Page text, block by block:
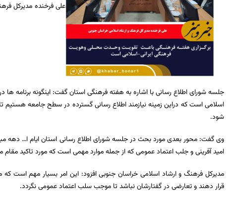
علی فرخنده مدیرکل
جلسه شورای اطلاع رسانی با اشاره به هفته فرهنگی استان گفت: اینگونه برنامه
اسلامی است که دراین زمینه نیازمند اطلاع رسانی گسترده در سطح جامعه هستیم
شود.
وی گفت: محور بعدی مورد بحث در جلسه شورای اطلاع رسانی استان ایام ا… دهه
امید آفرینی و جلب اعتماد عمومی که از جمله موارد مهمی است که مورد تاکید
مدیرکل فرهنگ و ارشاد اسلامی خراسان جنوبی افزود: این امر بسیار مهم است که
قرار دهند و تعارضی در گفتارشان نباشد تا موجب سلب اعتماد عمومی نگردد.